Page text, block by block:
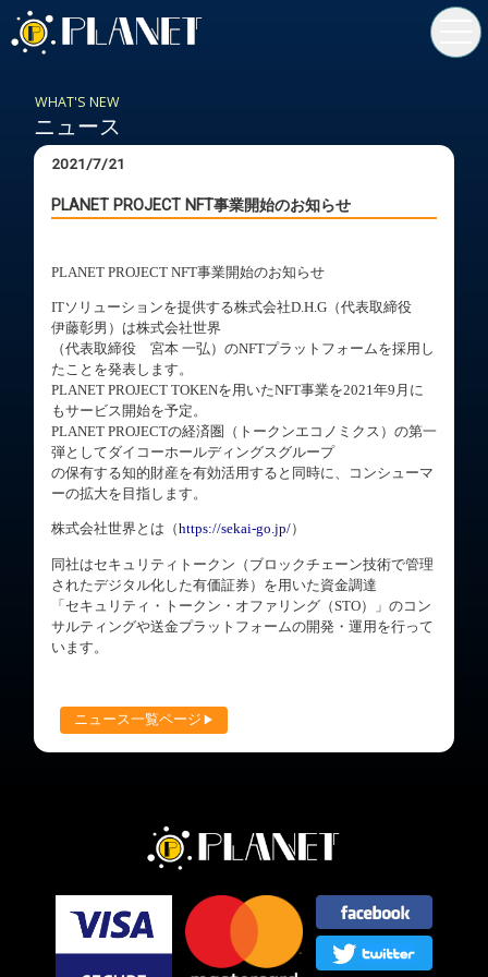
WHAT'S NEW
ニュース
2021/7/21
PLANET PROJECT NFT事業開始のお知らせ
PLANET PROJECT NFT事業開始のお知らせ
ITソリューションを提供する株式会社D.H.G（代表取締役
伊藤彰男）は株式会社世界
（代表取締役 宮本 一弘）のNFTプラットフォームを採用し
たことを発表します。
PLANET PROJECT TOKENを用いたNFT事業を2021年9月に
もサービス開始を予定。
PLANET PROJECTの経済圏（トークンエコノミクス）の第一
弾としてダイコーホールディングスグループ
の保有する知的財産を有効活用すると同時に、コンシューマ
ーの拡大を目指します。
株式会社世界とは（https://sekai-go.jp/）
同社はセキュリティトークン（ブロックチェーン技術で管理
されたデジタル化した有価証券）を用いた資金調達
「セキュリティ・トークン・オファリング（STO）」のコン
サルティングや送金プラットフォームの開発・運用を行って
います。
ニュース一覧ページ